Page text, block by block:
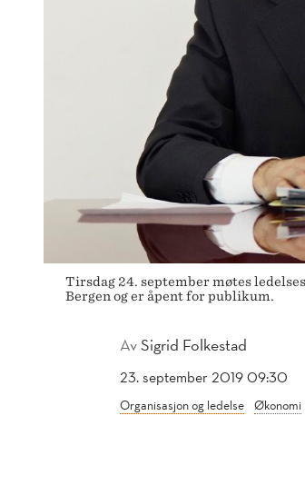
Tirsdag 24. september møtes
Bergen og er åpent for publikum.
AvSigrid Folkestad
23. september 2019 09:30
Organisasjon og ledelse Økonomi